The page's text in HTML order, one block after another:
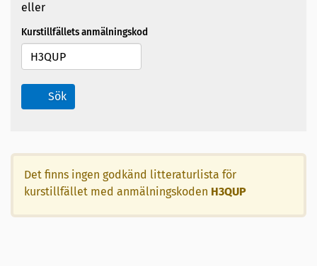
eller
Kurstillfällets anmälningskod
Sök
Det finns ingen godkänd litteraturlista för
kurstillfället med anmälningskoden H3QUP